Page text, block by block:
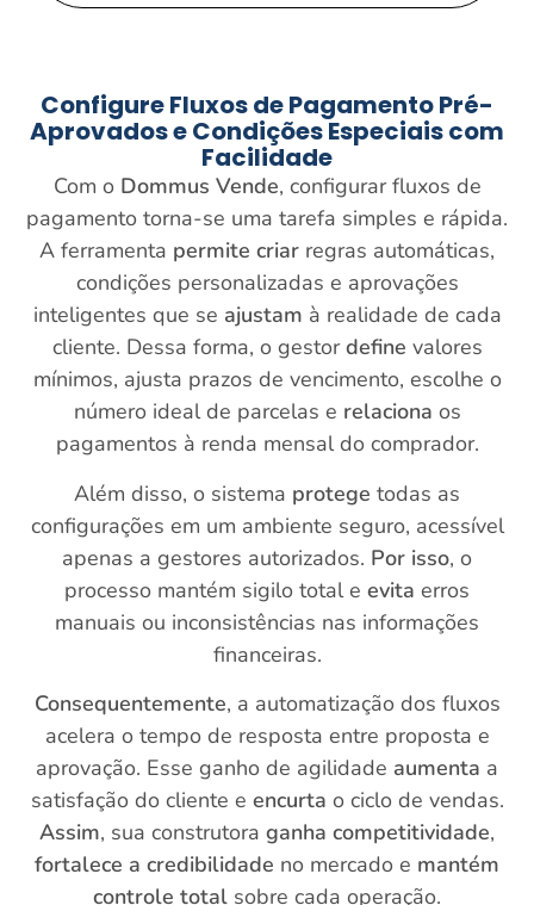
Configure Fluxos dePagamento Pré-
Aprovados e Condições Especiaiscom
Facilidade
Com o Dommus Vende, configurar fluxos de
pagamento torna-se uma tarefa simples e rápida.
A ferramenta permite criar regras automáticas,
condições personalizadas e aprovações
inteligentes que se ajustam à realidade de cada
cliente. Dessa forma, o gestordefine valores
mínimos, ajusta prazos de vencimento, escolhe o
número ideal de parcelas e relaciona os
pagamentos à renda mensal do comprador.
Além disso, o sistema protege todas as
configurações em um ambiente seguro, acessível
apenas a gestores autorizados. Por isso, o
processo mantém sigilo total e evita erros
manuais ou inconsistências nas informações
financeiras.
Consequentemente, a automatização dos fluxos
acelera o tempo de resposta entre proposta e
aprovação. Esse ganho de agilidade aumenta a
satisfação do cliente e encurta o ciclo de vendas.
Assim, sua construtora ganha competitividade,
fortalece a credibilidade no mercado e mantém
controle total sobre cada operação.